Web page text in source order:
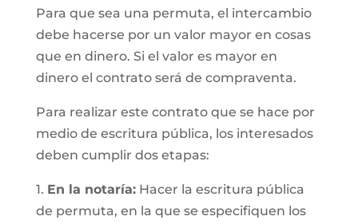
Para que sea una permuta, el intercambio
debe hacerse por un valor mayor en cosas
que en dinero. Si el valor es mayor en
dinero el contrato será de compraventa.
Para realizar este contrato que se hace por
medio de escritura pública, los interesados
deben cumplir dos etapas:
1. En la notaría:Hacer la escritura pública
de permuta, en la que se especifiquen los